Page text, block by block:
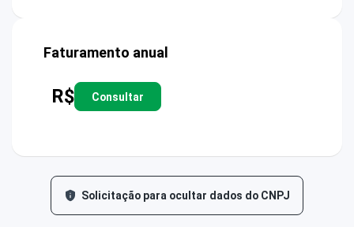
Faturamento anual
R$ Consultar
Solicitação para ocultar dados do CNPJ